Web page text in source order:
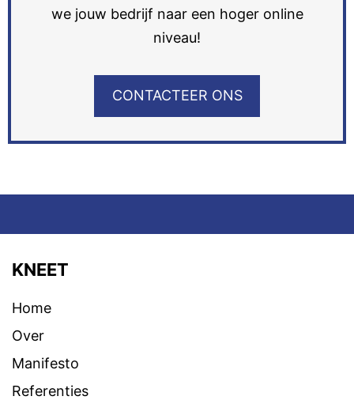
we jouw bedrijf naar een hoger online
niveau!
CONTACTEER ONS
KNEET
Home
Over
Manifesto
Referenties